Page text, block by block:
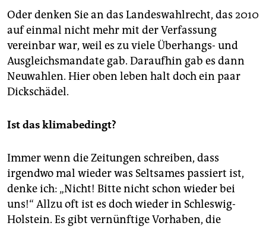
Oder denken Sie an das Landeswahlrecht, das 2010
auf einmal nicht mehr mit der Verfassung
vereinbar war, weil es zu viele Überhangs- und
Ausgleichsmandate gab. Daraufhin gab es dann
Neuwahlen. Hier oben leben halt doch ein paar
Dickschädel.
Ist das klimabedingt?
Immer wenn die Zeitungen schreiben, dass
irgendwo mal wieder was Seltsames passiert ist,
denke ich: „Nicht! Bitte nicht schon wieder bei
uns!“ Allzu oft ist es doch wieder in Schleswig-
Holstein. Es gibt vernünftige Vorhaben, die